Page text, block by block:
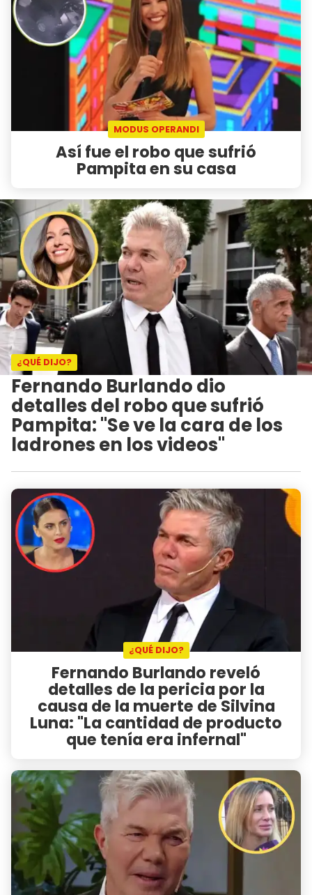
MODUS OPERANDI
Así fue el robo que sufrió
Pampita en su casa
¿QUÉ DIJO?
Fernando Burlando dio
detalles del robo que sufrió
Pampita: "Se ve la cara de los
ladrones en los videos"
¿QUÉ DIJO?
Fernando Burlando reveló
detalles de la pericia por la
causa de la muerte de Silvina
Luna: "La cantidad de producto
que tenía era infernal"